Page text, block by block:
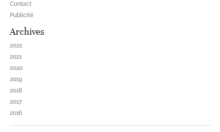
Contact
Publicité
Archives
2022
2021
2020
2019
2018
2017
2016